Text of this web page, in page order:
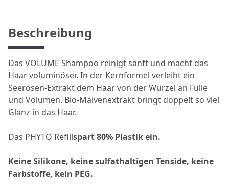
Beschreibung
Das VOLUME Shampoo reinigt sanft und macht das
Haar voluminöser. In der Kernformel verleiht ein
Seerosen-Extrakt dem Haar von der Wurzel an Fülle
und Volumen. Bio-Malvenextrakt bringt doppelt so viel
Glanz in das Haar.
Das PHYTO Refillspart 80% Plastik ein.
Keine Silikone, keine sulfathaltigen Tenside, keine
Farbstoffe, kein PEG.